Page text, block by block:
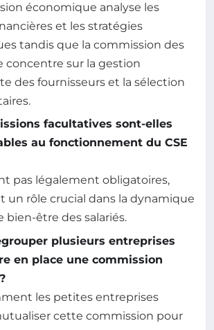
économique analyse les
et les stratégies
tandis que la commission des
concentre sur la gestion
des fournisseurs et la sélection
facultatives sont-elles
au fonctionnement du CSE
pas légalement obligatoires,
un rôle crucial dans la dynamique
bien-être des salariés.
plusieurs entreprises
en place une commission
les petites entreprises
cette commission pour